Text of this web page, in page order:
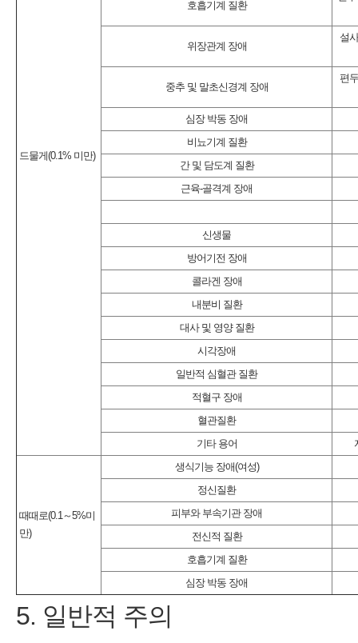
드물게(0.1% 미만)
호흡기계 질환
위장관계 장애
설
중추 및 말초신경계 장애
편
심장 박동 장애
비뇨기계 질환
간 및 담도계 질환
근육-골격계 장애
신생물
방어기전 장애
콜라겐 장애
내분비 질환
대사 및 영양 질환
시각장애
일반적 심혈관 질환
적혈구 장애
혈관질환
기타 용어
때때로(0.1～5%미
만)
생식기능 장애(여성)
정신질환
피부와 부속기관 장애
전신적 질환
호흡기계 질환
심장 박동 장애
5. 일반적 주의